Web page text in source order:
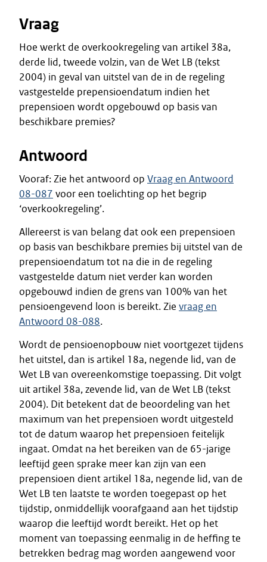
Vraag
Hoe werkt de overkookregeling van artikel 38a,
derde lid, tweede volzin, van de Wet LB (tekst
2004) in geval van uitstel van de in de regeling
vastgestelde prepensioendatum indien het
prepensioen wordt opgebouwd op basis van
beschikbare premies?
Antwoord
Vooraf: Zie het antwoord op Vraag en Antwoord
08-087 voor een toelichting op het begrip
‘overkookregeling’.
Allereerst is van belang dat ook een prepensioen
op basis van beschikbare premies bij uitstel van de
prepensioendatum tot na die in de regeling
vastgestelde datum niet verder kan worden
opgebouwd indien de grens van 100% van het
pensioengevend loon is bereikt. Zie vraag en
Antwoord 08-088.
Wordt de pensioenopbouw niet voortgezet tijdens
het uitstel, dan is artikel 18a, negende lid, van de
Wet LB van overeenkomstige toepassing. Dit volgt
uit artikel 38a, zevende lid, van de Wet LB (tekst
2004). Dit betekent dat de beoordeling van het
maximum van het prepensioen wordt uitgesteld
tot de datum waarop het prepensioen feitelijk
ingaat. Omdat na het bereiken van de 65-jarige
leeftijd geen sprake meer kan zijn van een
prepensioen dient artikel 18a, negende lid, van de
Wet LB ten laatste te worden toegepast op het
tijdstip, onmiddellijk voorafgaand aan het tijdstip
waarop die leeftijd wordt bereikt. Het op het
moment van toepassing eenmalig in de heffing te
betrekken bedrag mag worden aangewend voor